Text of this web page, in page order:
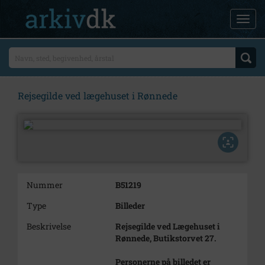
Rejsegilde ved lægehuset i Rønnede
Nummer
B51219
Type
Billeder
Beskrivelse
Rejsegilde ved Lægehuset i
Rønnede, Butikstorvet 27.
Personerne på billedet er